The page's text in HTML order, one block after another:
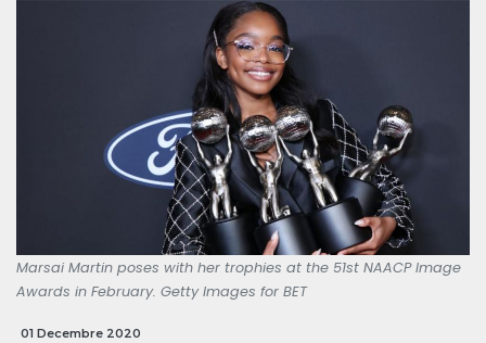
Marsai Martin poses with her trophies at the 51st NAACP Image
Awards in February. Getty Images for BET
01 Decembre 2020